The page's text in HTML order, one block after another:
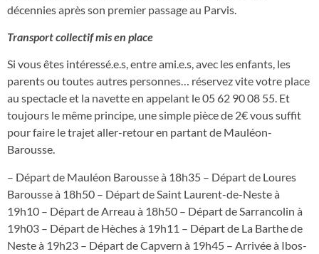
décennies après son premier passage au Parvis.
Transport collectif mis en place
Si vous êtes intéressé.e.s, entre ami.e.s, avec les enfants, les
parents ou toutes autres personnes… réservez vite votre place
au spectacle et la navette en appelant le 05 62 90 08 55. Et
toujours le même principe, une simple pièce de 2€ vous suffit
pour faire le trajet aller-retour en partant de Mauléon-
Barousse.
– Départ de Mauléon Barousse à 18h35 – Départ de Loures
Barousse à 18h50 – Départ de Saint Laurent-de-Neste à
19h10 – Départ de Arreau à 18h50 – Départ de Sarrancolin à
19h03 – Départ de Hèches à 19h11 – Départ de La Barthe de
Neste à 19h23 – Départ de Capvern à 19h45 – Arrivée à Ibos-